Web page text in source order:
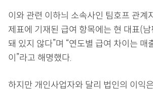
이와 관련 이하늬 소속사인 팀호프 관계
제표에 기재된 급여 항목에는 현 대표(
돼 있지 않다”며 “연도별 급여 차이는 매
이”라고 해명했다.
하지만 개인사업자와 달리 법인의 이익